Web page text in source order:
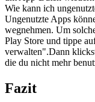
Wie kann ich
Ungenutzte Apps
wegnehmen. Um
Play Store und tippe
verwalten".Dann
die du nicht mehr
Fazit